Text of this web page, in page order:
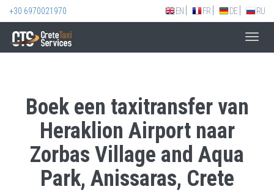
+30 6970021970 EN FR DE RU
Boek een taxitransfer van
Heraklion Airport naar
Zorbas Village and Aqua
Park, Anissaras, Crete